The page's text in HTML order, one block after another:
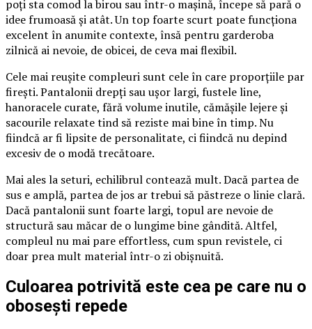
poți sta comod la birou sau într-o mașină, începe să pară o
idee frumoasă și atât. Un top foarte scurt poate funcționa
excelent în anumite contexte, însă pentru garderoba
zilnică ai nevoie, de obicei, de ceva mai flexibil.
Cele mai reușite compleuri sunt cele în care proporțiile par
firești. Pantalonii drepți sau ușor largi, fustele line,
hanoracele curate, fără volume inutile, cămășile lejere și
sacourile relaxate tind să reziste mai bine în timp. Nu
fiindcă ar fi lipsite de personalitate, ci fiindcă nu depind
excesiv de o modă trecătoare.
Mai ales la seturi, echilibrul contează mult. Dacă partea de
sus e amplă, partea de jos ar trebui să păstreze o linie clară.
Dacă pantalonii sunt foarte largi, topul are nevoie de
structură sau măcar de o lungime bine gândită. Altfel,
compleul nu mai pare effortless, cum spun revistele, ci
doar prea mult material într-o zi obișnuită.
Culoarea potrivită este cea pe care nu o
obosești repede